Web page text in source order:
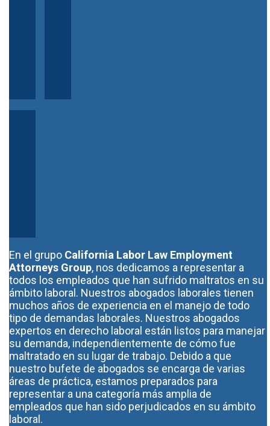
En el grupo California Labor Law Employment
Attorneys Group, nos dedicamos a representar a
todos los empleados que han sufrido maltratos en su
ámbito laboral. Nuestros abogados laborales tienen
muchos años de experiencia en el manejo de todo
tipo de demandas laborales. Nuestros abogados
expertos en derecho laboral están listos para manejar
su demanda, independientemente de cómo fue
maltratado en su lugar de trabajo. Debido a que
nuestro bufete de abogados se encarga de varias
áreas de práctica, estamos preparados para
representar a una categoría más amplia de
empleados que han sido perjudicados en su ámbito
laboral.